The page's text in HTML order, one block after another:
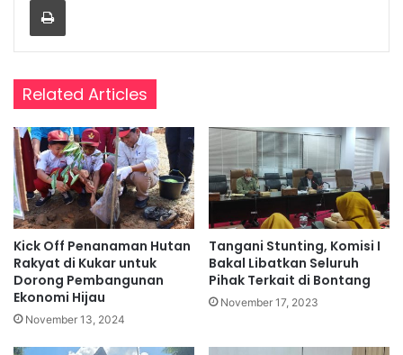
Related Articles
Kick Off Penanaman Hutan
Rakyat di Kukar untuk
Dorong Pembangunan
Ekonomi Hijau
November 13, 2024
Tangani Stunting, Komisi I
Bakal Libatkan Seluruh
Pihak Terkait di Bontang
November 17, 2023